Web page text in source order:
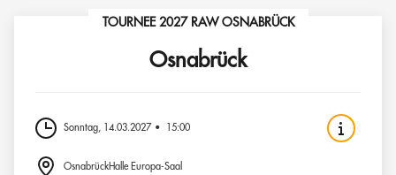
TOURNEE 2027 RAW OSNABRÜCK
Osnabrück
Sonntag, 14.03.2027 15:00
OsnabrückHalle Europa-Saal